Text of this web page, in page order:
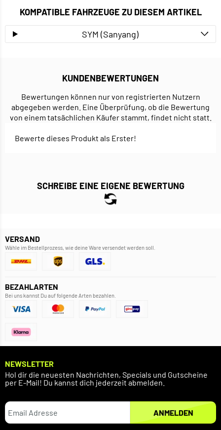
KOMPATIBLE FAHRZEUGE ZU DIESEM ARTIKEL
SYM (Sanyang)
KUNDENBEWERTUNGEN
Bewertungen können nur von registrierten Nutzern
abgegeben werden. Eine Überprüfung, ob die Bewertung
von einem tatsächlichen Käufer stammt, findet nicht statt.
Bewerte dieses Produkt als Erster!
SCHREIBE EINE EIGENE BEWERTUNG
VERSAND
Wähle im Bestellprozess, wie deine Ware versendet werden soll.
BEZAHLARTEN
Bei uns kannst Du auf folgende Arten bezahlen.
NEWSLETTER
Hol dir die neuesten Nachrichten, Specials und Gutscheine
per E-Mail! Du kannst dich jederzeit abmelden.
ANMELDEN